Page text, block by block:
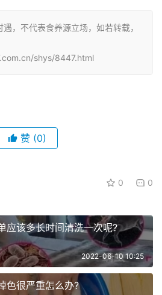
，不代表食养源立场，如若转载，
shys/8447.html
赞 (0)
0 0
应该多长时间清洗一次呢?
2022-06-10 10:25
色很严重怎么办?